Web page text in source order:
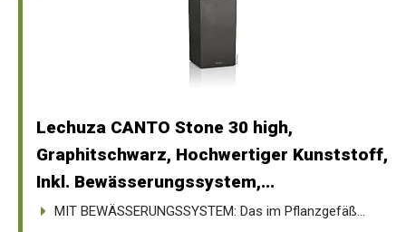
Lechuza CANTO Stone 30 high,
Graphitschwarz, Hochwertiger Kunststoff,
Inkl. Bewässerungssystem,...
MIT BEWÄSSERUNGSSYSTEM: Das im Pflanzgefäß...